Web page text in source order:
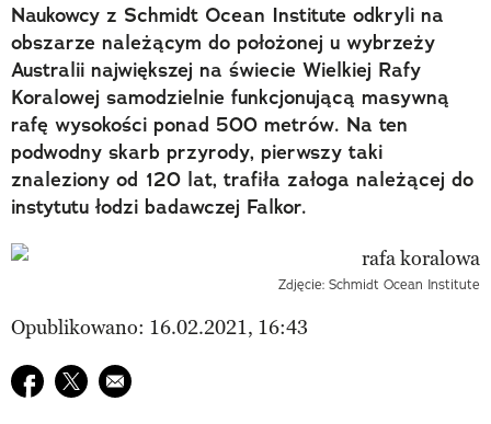
Naukowcy z Schmidt Ocean Institute odkryli na
obszarze należącym do położonej u wybrzeży
Australii największej na świecie Wielkiej Rafy
Koralowej samodzielnie funkcjonującą masywną
rafę wysokości ponad 500 metrów. Na ten
podwodny skarb przyrody, pierwszy taki
znaleziony od 120 lat, trafiła załoga należącej do
instytutu łodzi badawczej Falkor.
Zdjęcie: Schmidt Ocean Institute
Opublikowano: 16.02.2021, 16:43
Udostępnij na facebook
Udostępnij na twitter
E-mail do przyjaciela